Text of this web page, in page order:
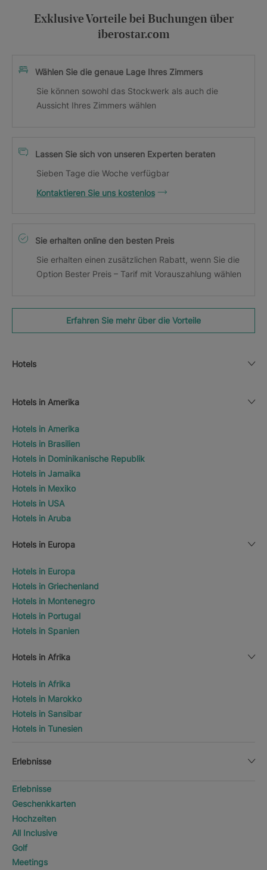
Exklusive Vorteile bei Buchungen über
iberostar.com
Wählen Sie die genaue Lage Ihres Zimmers
Sie können sowohl das Stockwerk als auch die
Aussicht Ihres Zimmers wählen
Lassen Sie sich von unseren Experten beraten
Sieben Tage die Woche verfügbar
Kontaktieren Sie uns kostenlos
Sie erhalten online den besten Preis
Sie erhalten einen zusätzlichen Rabatt, wenn Sie die
Option Bester Preis – Tarif mit Vorauszahlung wählen
Erfahren Sie mehr über die Vorteile
Hotels
Hotels in Amerika
Hotels in Amerika
Hotels in Brasilien
Hotels in Dominikanische Republik
Hotels in Jamaika
Hotels in Mexiko
Hotels in USA
Hotels in Aruba
Hotels in Europa
Hotels in Europa
Hotels in Griechenland
Hotels in Montenegro
Hotels in Portugal
Hotels in Spanien
Hotels in Afrika
Hotels in Afrika
Hotels in Marokko
Hotels in Sansibar
Hotels in Tunesien
Erlebnisse
Erlebnisse
Geschenkkarten
Hochzeiten
All Inclusive
Golf
Meetings